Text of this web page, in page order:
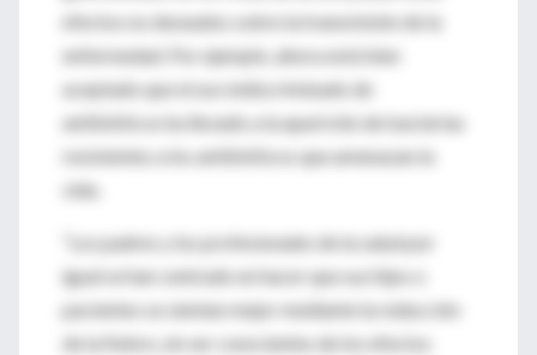
efectos no deseados sobre la transmisión de la
enfermedad. Por ejemplo, ahora está bien
aceptado que el uso indiscriminado de
antibióticos ha llevado a la aparición de bacterias
resistentes a los antibióticos que amenazan la
vida.
“Los padres y los profesionales de la salud por
igual se han centrado en hacer que sus hijos o
pacientes se sientan mejor mediante la reducción
de la fiebre, sin ser conscientes de los efectos